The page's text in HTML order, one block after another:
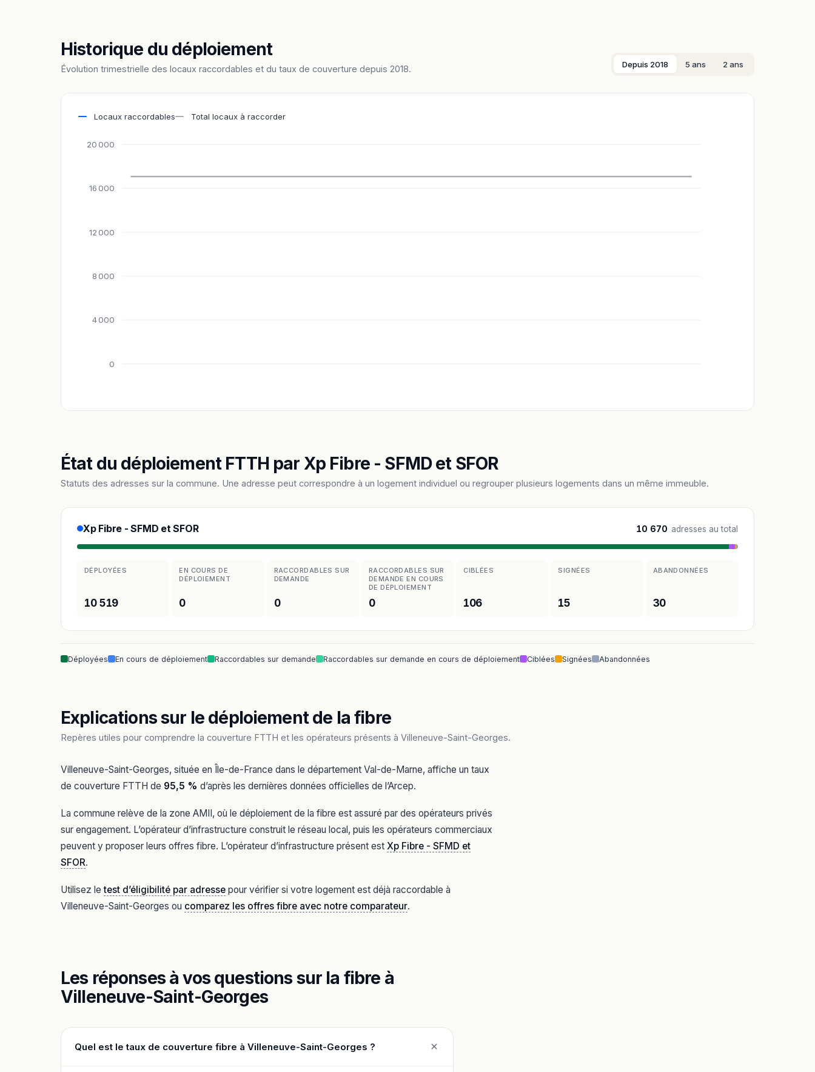
Historique du déploiement
Évolution trimestrielle des locaux raccordables et du taux de couverture depuis 2018. Depuis 2018 5 ans 2 ans
Locaux raccordables Total locaux à raccorder
0
4 000
8 000
12 000
16 000
20 000
État du déploiement FTTH par Xp Fibre - SFMD et SFOR
Statuts des adresses sur la commune. Une adresse peut correspondre à un logement individuel ou regrouper plusieurs logements dans un même immeuble.
Xp Fibre - SFMD et SFOR 10 670 adresses au total
DÉPLOYÉES
10 519
EN COURS DE
DÉPLOIEMENT
0
RACCORDABLES SUR
DEMANDE
0
RACCORDABLES SUR
DEMANDE EN COURS
DE DÉPLOIEMENT
0
CIBLÉES
106
SIGNÉES
15
ABANDONNÉES
30
Déployées En cours de déploiement Raccordables sur demande Raccordables sur demande en cours de déploiement Ciblées Signées Abandonnées
Explications sur le déploiement de la fibre
Repères utiles pour comprendre la couverture FTTH et les opérateurs présents à Villeneuve-Saint-Georges.
Villeneuve-Saint-Georges, située en Île-de-France dans le département Val-de-Marne, affiche un taux
de couverture FTTH de 95,5 % d’après les dernières données officielles de l’Arcep.
La commune relève de la zone AMII, où le déploiement de la fibre est assuré par des opérateurs privés
sur engagement. L’opérateur d’infrastructure construit le réseau local, puis les opérateurs commerciaux
peuvent y proposer leurs offres fibre. L’opérateur d’infrastructure présent est Xp Fibre - SFMD et
SFOR.
Utilisez letest d’éligibilité par adresse pour vérifier si votre logement est déjà raccordable à
Villeneuve-Saint-Georges ou comparez les offres fibre avec notre comparateur.
Les réponses à vos questions sur la fibre à
Villeneuve-Saint-Georges
Quel est le taux de couverture fibre à Villeneuve-Saint-Georges ?